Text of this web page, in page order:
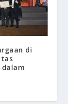
di
dalam